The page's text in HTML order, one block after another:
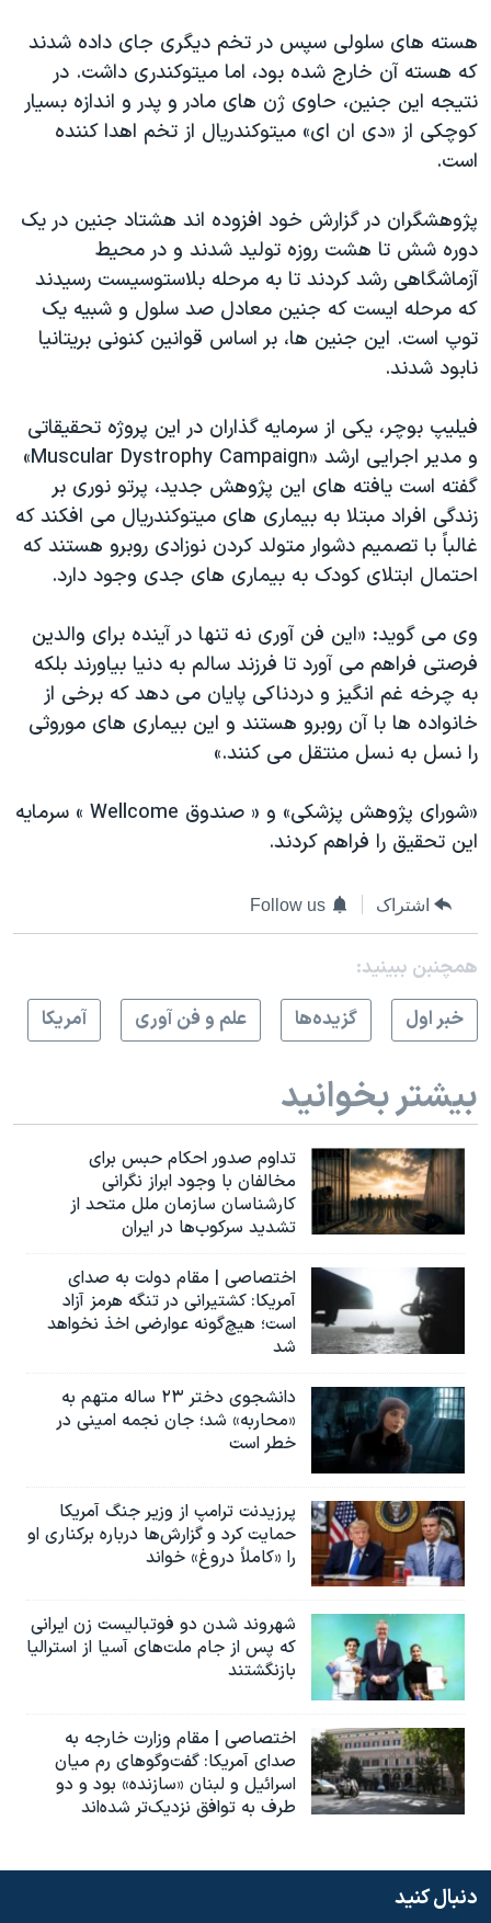
هسته های سلولی سپس در تخم دیگری جای داده شدند
که هسته آن خارج شده بود، اما میتوکندری داشت. در
نتیجه این جنین، حاوی ژن های مادر و پدر و اندازه بسیار
کوچکی از «دی ان ای» میتوکندریال از تخم اهدا کننده
است.
پژوهشگران در گزارش خود افزوده اند هشتاد جنین در یک
دوره شش تا هشت روزه تولید شدند و در محیط
آزماشگاهی رشد کردند تا به مرحله بلاستوسیست رسیدند
که مرحله ایست که جنین معادل صد سلول و شبیه یک
توپ است. این جنین ها، بر اساس قوانین کنونی بریتانیا
نابود شدند.
فیلیپ بوچر، یکی از سرمایه گذاران در این پروژه تحقیقاتی
و مدیر اجرایی ارشد «Muscular Dystrophy Campaign»
گفته است یافته های این پژوهش جدید، پرتو نوری بر
زندگی افراد مبتلا به بیماری های میتوکندریال می افکند که
غالباً با تصمیم دشوار متولد کردن نوزادی روبرو هستند که
احتمال ابتلای کودک به بیماری های جدی وجود دارد.
وی می گوید: «این فن آوری نه تنها در آینده برای والدین
فرصتی فراهم می آورد تا فرزند سالم به دنیا بیاورند بلکه
به چرخه غم انگیز و دردناکی پایان می دهد که برخی از
خانواده ها با آن روبرو هستند و این بیماری های موروثی
را نسل به نسل منتقل می کنند.»
«شورای پژوهش پزشکی» و « صندوق Wellcome » سرمایه
این تحقیق را فراهم کردند.
اشتراک Follow us
همچنبن ببینید:
خبر اول
گزيده‌ها علم و فن آوری آمريکا
بیشتر بخوانید
تداوم صدور احکام حبس برای
مخالفان با وجود ابراز نگرانی
کارشناسان سازمان ملل متحد از
تشدید سرکوب‌ها در ایران
اختصاصی | مقام دولت به صدای
آمریکا: کشتیرانی در تنگه هرمز آزاد
است؛ هیچ‌گونه عوارضی اخذ نخواهد
شد
دانشجوی دختر ۲۳ ساله متهم به
«محاربه» شد؛ جان نجمه امینی در
خطر است
پرزیدنت ترامپ از وزیر جنگ آمریکا
حمایت کرد و گزارش‌ها درباره برکناری او
را «کاملاً دروغ» خواند
شهروند شدن دو فوتبالیست زن ایرانی
که پس از جام ملت‌های آسیا از استرالیا
بازنگشتند
اختصاصی | مقام وزارت خارجه به
صدای آمریکا: گفت‌وگوهای رم میان
اسرائیل و لبنان «سازنده» بود و دو
طرف به توافق نزدیک‌تر شده‌اند
دنبال کنید